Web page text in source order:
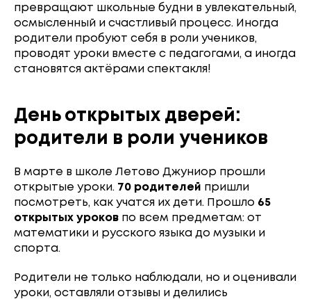
превращают школьные будни в увлекательный,
осмысленный и счастливый процесс. Иногда
родители пробуют себя в роли учеников,
проводят уроки вместе с педагогами, а иногда
становятся актёрами спектакля!
День открытых дверей:
родители в роли учеников
В марте в школе Летово Джуниор прошли
открытые уроки. 70 родителей пришли
посмотреть, как учатся их дети. Прошло 65
открытых уроков по всем предметам: от
математики и русского языка до музыки и
спорта.
Родители не только наблюдали, но и оценивали
уроки, оставляли отзывы и делились